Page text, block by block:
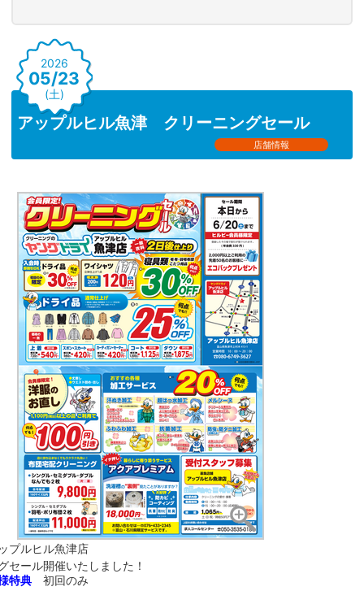
アップルヒル魚津 クリーニングセール
店舗情報
2026
05/23
(土)
プルヒル魚津店
セール開催いたしました！
特典初回のみ